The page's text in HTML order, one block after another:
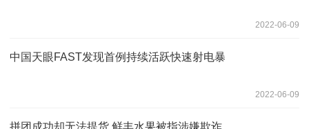
2022-06-09
中国天眼FAST发现首例持续活跃快速射电暴
2022-06-09
拼团成功却无法提货 鲜丰水果被指涉嫌欺诈